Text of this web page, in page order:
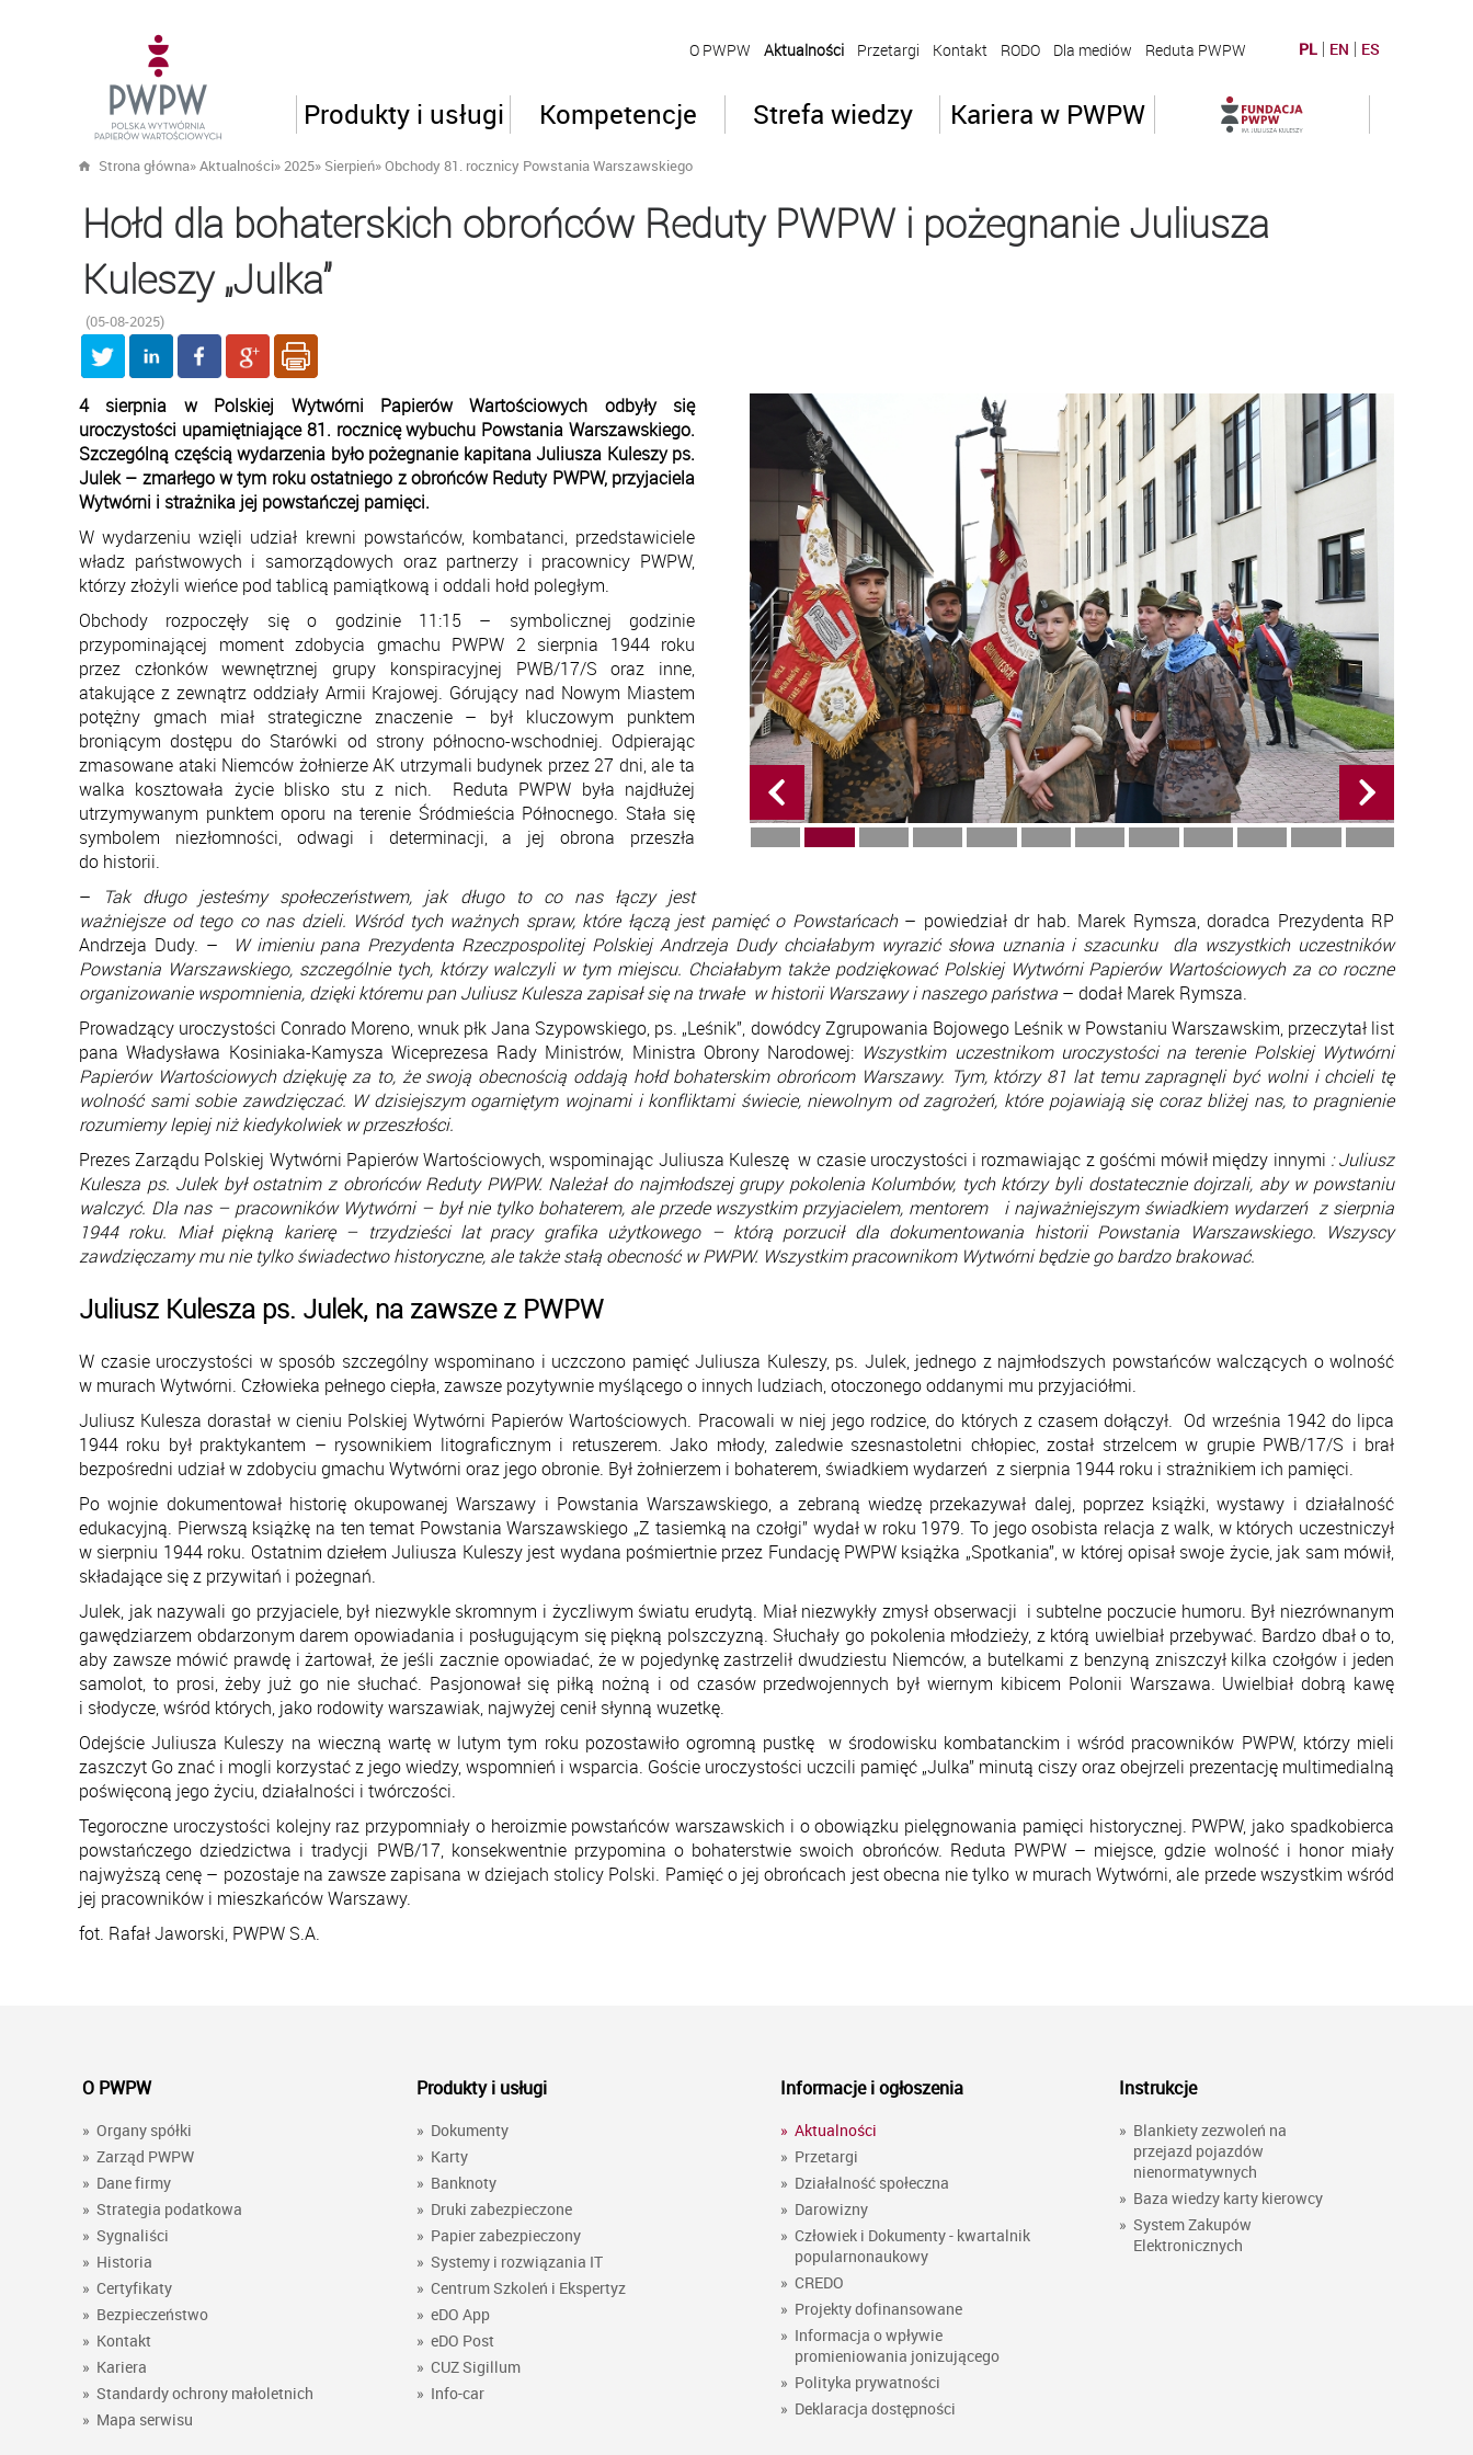
O PWPW Aktualności Przetargi Kontakt RODO Dla mediów Reduta PWPW PL EN ES
Produkty i usługi Kompetencje Strefa wiedzy Kariera w PWPW
Strona główna»Aktualności»2025» Sierpień»Obchody 81. rocznicy Powstania Warszawskiego
Hołd dla bohaterskich obrońców Reduty PWPW i pożegnanie Juliusza
Kuleszy „Julka”
(05-08-2025)
4 sierpnia w Polskiej Wytwórni Papierów Wartościowych odbyły się
uroczystości upamiętniające 81. rocznicę wybuchu Powstania Warszawskiego.
Szczególną częścią wydarzenia było pożegnanie kapitana Juliusza Kuleszy ps.
Julek – zmarłego w tym roku ostatniego z obrońców Reduty PWPW, przyjaciela
Wytwórni i strażnika jej powstańczej pamięci.
W wydarzeniu wzięli udział krewni powstańców, kombatanci, przedstawiciele
władz państwowych i samorządowych oraz partnerzy i pracownicy PWPW,
którzy złożyli wieńce pod tablicą pamiątkową i oddali hołd poległym.
Obchody rozpoczęły się o godzinie 11:15 – symbolicznej godzinie
przypominającej moment zdobycia gmachu PWPW 2 sierpnia 1944 roku
przez członków wewnętrznej grupy konspiracyjnej PWB/17/S oraz inne,
atakujące z zewnątrz oddziały Armii Krajowej. Górujący nad Nowym Miastem
potężny gmach miał strategiczne znaczenie – był kluczowym punktem
broniącym dostępu do Starówki od strony północno-wschodniej. Odpierając
zmasowane ataki Niemców żołnierze AK utrzymali budynek przez 27 dni, ale ta
walka kosztowała życie blisko stu z nich. Reduta PWPW była najdłużej
utrzymywanym punktem oporu na terenie Śródmieścia Północnego. Stała się
symbolem niezłomności, odwagi i determinacji, a jej obrona przeszła
do historii.
–
Tak długo jesteśmy społeczeństwem, jak długo to co nas łączy jest
ważniejsze od tego co nas dzieli. Wśród tych ważnych spraw, które łączą jest pamięć o Powstańcach– powiedział dr hab. Marek Rymsza, doradca Prezydenta RP
Andrzeja Dudy. –
W imieniu pana Prezydenta Rzeczpospolitej Polskiej Andrzeja Dudy chciałabym wyrazić słowa uznania i szacunku dla wszystkich uczestników
Powstania Warszawskiego, szczególnie tych, którzy walczyli w tym miejscu. Chciałabym także podziękować Polskiej Wytwórni Papierów Wartościowych za co roczne
organizowanie wspomnienia, dzięki któremu pan Juliusz Kulesza zapisał się na trwałe w historii Warszawy i naszego państwa – dodał Marek Rymsza.
Prowadzący uroczystości Conrado Moreno, wnuk płk Jana Szypowskiego, ps. „Leśnik”, dowódcy Zgrupowania Bojowego Leśnik w Powstaniu Warszawskim, przeczytał list
pana Władysława Kosiniaka-Kamysza Wiceprezesa Rady Ministrów, Ministra Obrony Narodowej: Wszystkim uczestnikom uroczystości na terenie Polskiej Wytwórni
Papierów Wartościowych dziękuję za to, że swoją obecnością oddają hołd bohaterskim obrońcom Warszawy. Tym, którzy 81 lat temu zapragnęli być wolni i chcieli tę
wolność sami sobie zawdzięczać. W dzisiejszym ogarniętym wojnami i konfliktami świecie, niewolnym od zagrożeń, które pojawiają się coraz bliżej nas, to pragnienie
rozumiemy lepiej niż kiedykolwiek w przeszłości.
Prezes Zarządu Polskiej Wytwórni Papierów Wartościowych, wspominając Juliusza Kuleszę w czasie uroczystości i rozmawiając z gośćmi mówił między innymi : Juliusz
Kulesza ps. Julek był ostatnim z obrońców Reduty PWPW. Należał do najmłodszej grupy pokolenia Kolumbów, tych którzy byli dostatecznie dojrzali, aby w powstaniu
walczyć. Dla nas – pracowników Wytwórni – był nie tylko bohaterem, ale przede wszystkim przyjacielem, mentorem i najważniejszym świadkiem wydarzeń z sierpnia
1944 roku. Miał piękną karierę – trzydzieści lat pracy grafika użytkowego – którą porzucił dla dokumentowania historii Powstania Warszawskiego. Wszyscy
zawdzięczamy mu nie tylko świadectwo historyczne, ale także stałą obecność w PWPW. Wszystkim pracownikom Wytwórni będzie go bardzo brakować.
Juliusz Kulesza ps. Julek, na zawsze z PWPW
W czasie uroczystości w sposób szczególny wspominano i uczczono pamięć Juliusza Kuleszy, ps. Julek, jednego z najmłodszych powstańców walczących o wolność
w murach Wytwórni. Człowieka pełnego ciepła, zawsze pozytywnie myślącego o innych ludziach, otoczonego oddanymi mu przyjaciółmi.
Juliusz Kulesza dorastał w cieniu Polskiej Wytwórni Papierów Wartościowych. Pracowali w niej jego rodzice, do których z czasem dołączył. Od września 1942 do lipca
1944 roku był praktykantem – rysownikiem litograficznym i retuszerem. Jako młody, zaledwie szesnastoletni chłopiec, został strzelcem w grupie PWB/17/S i brał
bezpośredni udział w zdobyciu gmachu Wytwórni oraz jego obronie. Był żołnierzem i bohaterem, świadkiem wydarzeń z sierpnia 1944 roku i strażnikiem ich pamięci.
Po wojnie dokumentował historię okupowanej Warszawy i Powstania Warszawskiego, a zebraną wiedzę przekazywał dalej, poprzez książki, wystawy i działalność
edukacyjną. Pierwszą książkę na ten temat Powstania Warszawskiego „Z tasiemką na czołgi” wydał w roku 1979. To jego osobista relacja z walk, w których uczestniczył
w sierpniu 1944 roku. Ostatnim dziełem Juliusza Kuleszy jest wydana pośmiertnie przez Fundację PWPW książka „Spotkania”, w której opisał swoje życie, jak sam mówił,
składające się z przywitań i pożegnań.
Julek, jak nazywali go przyjaciele, był niezwykle skromnym i życzliwym światu erudytą. Miał niezwykły zmysł obserwacji i subtelne poczucie humoru. Był niezrównanym
gawędziarzem obdarzonym darem opowiadania i posługującym się piękną polszczyzną. Słuchały go pokolenia młodzieży, z którą uwielbiał przebywać. Bardzo dbał o to,
aby zawsze mówić prawdę i żartował, że jeśli zacznie opowiadać, że w pojedynkę zastrzelił dwudziestu Niemców, a butelkami z benzyną zniszczył kilka czołgów i jeden
samolot, to prosi, żeby już go nie słuchać. Pasjonował się piłką nożną i od czasów przedwojennych był wiernym kibicem Polonii Warszawa. Uwielbiał dobrą kawę
i słodycze, wśród których, jako rodowity warszawiak, najwyżej cenił słynną wuzetkę.
Odejście Juliusza Kuleszy na wieczną wartę w lutym tym roku pozostawiło ogromną pustkę w środowisku kombatanckim i wśród pracowników PWPW, którzy mieli
zaszczyt Go znać i mogli korzystać z jego wiedzy, wspomnień i wsparcia. Goście uroczystości uczcili pamięć „Julka” minutą ciszy oraz obejrzeli prezentację multimedialną
poświęconą jego życiu, działalności i twórczości.
Tegoroczne uroczystości kolejny raz przypomniały o heroizmie powstańców warszawskich i o obowiązku pielęgnowania pamięci historycznej. PWPW, jako spadkobierca
powstańczego dziedzictwa i tradycji PWB/17, konsekwentnie przypomina o bohaterstwie swoich obrońców. Reduta PWPW – miejsce, gdzie wolność i honor miały
najwyższą cenę – pozostaje na zawsze zapisana w dziejach stolicy Polski. Pamięć o jej obrońcach jest obecna nie tylko w murach Wytwórni, ale przede wszystkim wśród
jej pracowników i mieszkańców Warszawy.
fot. Rafał Jaworski, PWPW S.A.
O PWPW
» Organy spółki
» Zarząd PWPW
» Dane firmy
» Strategia podatkowa
» Sygnaliści
» Historia
» Certyfikaty
» Bezpieczeństwo
» Kontakt
» Kariera
» Standardy ochrony małoletnich
» Mapa serwisu
Produkty i usługi
» Dokumenty
» Karty
» Banknoty
» Druki zabezpieczone
» Papier zabezpieczony
» Systemy i rozwiązania IT
» Centrum Szkoleń i Ekspertyz
» eDO App
» eDO Post
» CUZ Sigillum
» Info-car
Informacje i ogłoszenia
» Aktualności
» Przetargi
» Działalność społeczna
» Darowizny
» Człowiek i Dokumenty - kwartalnik
popularnonaukowy
» CREDO
» Projekty dofinansowane
» Informacja o wpływie
promieniowania jonizującego
» Polityka prywatności
» Deklaracja dostępności
Instrukcje
» Blankiety zezwoleń na
przejazd pojazdów
nienormatywnych
» Baza wiedzy karty kierowcy
» System Zakupów
Elektronicznych